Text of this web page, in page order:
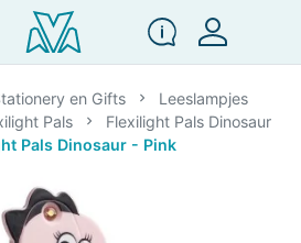
en Gifts
Leeslampjes
Pals
Flexilight Pals Dinosaur
Pals Dinosaur - Pink